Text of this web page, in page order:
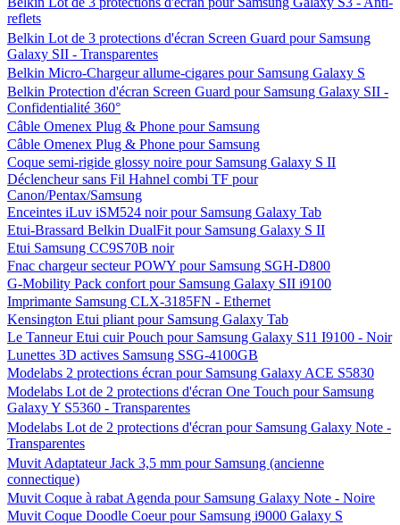
reflets
Belkin Lot de 3 protections d'écran Screen Guard pour Samsung
Galaxy SII - Transparentes
Belkin Micro-Chargeur allume-cigares pour Samsung Galaxy S
Belkin Protection d'écran Screen Guard pour Samsung Galaxy SII -
Confidentialité 360°
Câble Omenex Plug & Phone pour Samsung
Câble Omenex Plug & Phone pour Samsung
Coque semi-rigide glossy noire pour Samsung Galaxy S II
Déclencheur sans Fil Hahnel combi TF pour
Canon/Pentax/Samsung
Enceintes iLuv iSM524 noir pour Samsung Galaxy Tab
Etui-Brassard Belkin DualFit pour Samsung Galaxy S II
Etui Samsung CC9S70B noir
Fnac chargeur secteur POWY pour Samsung SGH-D800
G-Mobility Pack confort pour Samsung Galaxy SII i9100
Imprimante Samsung CLX-3185FN - Ethernet
Kensington Etui pliant pour Samsung Galaxy Tab
Le Tanneur Etui cuir Pouch pour Samsung Galaxy S11 I9100 - Noir
Lunettes 3D actives Samsung SSG-4100GB
Modelabs 2 protections écran pour Samsung Galaxy ACE S5830
Modelabs Lot de 2 protections d'écran One Touch pour Samsung
Galaxy Y S5360 - Transparentes
Modelabs Lot de 2 protections d'écran pour Samsung Galaxy Note -
Transparentes
Muvit Adaptateur Jack 3,5 mm pour Samsung (ancienne
connectique)
Muvit Coque à rabat Agenda pour Samsung Galaxy Note - Noire
Muvit Coque Doodle Coeur pour Samsung i9000 Galaxy S